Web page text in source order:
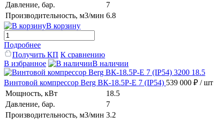
Давление, бар.
7
Производительность, м3/мин 6.8
В корзину
Подробнее
Получить КП К сравнению
В избранное
В наличии
Винтовой компрессор Berg ВК-18.5Р-E 7 (IP54) 539 000 ₽ / шт
Мощность, кВт
18.5
Давление, бар.
7
Производительность, м3/мин 3.2